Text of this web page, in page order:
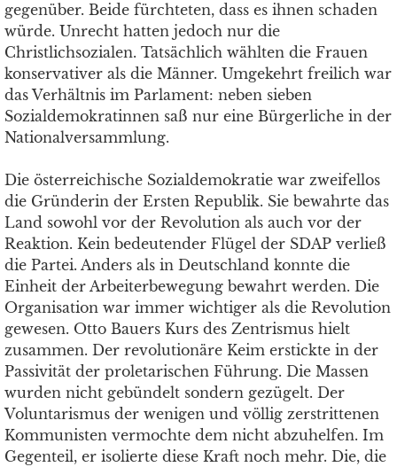
gegenüber. Beide fürchteten, dass es ihnen schaden
würde. Unrecht hatten jedoch nur die
Christlichsozialen. Tatsächlich wählten die Frauen
konservativer als die Männer. Umgekehrt freilich war
das Verhältnis im Parlament: neben sieben
Sozialdemokratinnen saß nur eine Bürgerliche in der
Nationalversammlung.
Die österreichische Sozialdemokratie war zweifellos
die Gründerin der Ersten Republik. Sie bewahrte das
Land sowohl vor der Revolution als auch vor der
Reaktion. Kein bedeutender Flügel der SDAP verließ
die Partei. Anders als in Deutschland konnte die
Einheit der Arbeiterbewegung bewahrt werden. Die
Organisation war immer wichtiger als die Revolution
gewesen. Otto Bauers Kurs des Zentrismus hielt
zusammen. Der revolutionäre Keim erstickte in der
Passivität der proletarischen Führung. Die Massen
wurden nicht gebündelt sondern gezügelt. Der
Voluntarismus der wenigen und völlig zerstrittenen
Kommunisten vermochte dem nicht abzuhelfen. Im
Gegenteil, er isolierte diese Kraft noch mehr. Die, die